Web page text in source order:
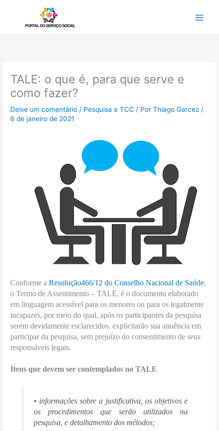
conteúdo
TALE: o que é, para que serve e
como fazer?
Deixe um comentário / Pesquisa e TCC / PorThiago Garcez /
6 de janeiro de 2021
Conforme aResolução466/12 do Conselho Nacional de Saúde,
o Termo de Assentimento – TALE, é o documento elaborado
em linguagem acessível para os menores ou para os legalmente
incapazes, por meio do qual, após os participantes da pesquisa
serem devidamente esclarecidos, explicitarão sua anuência em
participar da pesquisa, sem prejuízo do consentimento de seus
responsáveis legais.
Itens que devem ser contemplados no TALE
• informações sobre a justificativa, os objetivos e
os procedimentos que serão utilizados na
pesquisa, e detalhamento dos métodos;